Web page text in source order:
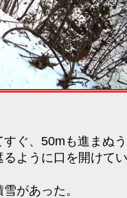
ぐ、50mも進まぬう
ように口を開けて
があった。